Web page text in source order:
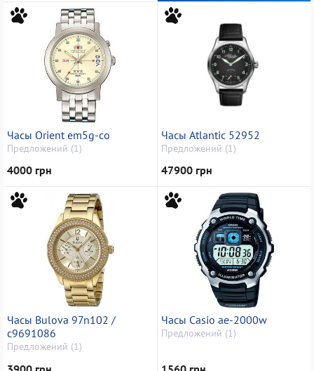
Часы Orient em5g-co
Предложений (1)
4000 грн
Часы Atlantic 52952
Предложений (1)
47900 грн
Часы Bulova 97n102 /
c9691086
Предложений (1)
Часы Casio ae-2000w
Предложений (1)